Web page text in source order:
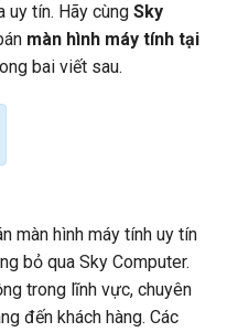
uy tín. Hãy cùng Sky
màn hình máy tính tại
bai viết sau.
màn hình máy tính uy tín
bỏ qua Sky Computer.
trong lĩnh vực, chuyên
đến khách hàng. Các